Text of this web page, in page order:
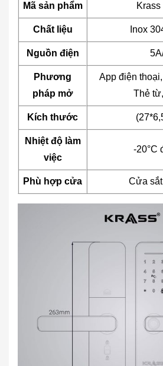
Mã sản phẩm
Chất liệu Inox
Nguồn điện
Phương
pháp mở
App điện
Thẻ
Kích thước
Nhiệt độ làm
việc
-20°C
Phù hợp cửa Cửa